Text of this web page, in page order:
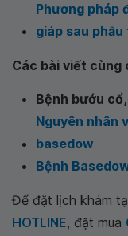
Phương pháp
giáp sau phẫu
Các bài viết cùng
Bệnh bướu
Nguyên nhân
basedow
Bệnh
Để đặt lịch khám
HOTLINE, đặt mua